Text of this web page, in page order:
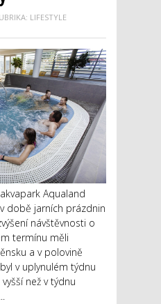
LIFESTYLE
Aqualand
době jarních prázdnin
návštěvnosti o
termínu měli
a v polovině
v uplynulém týdnu
než v týdnu